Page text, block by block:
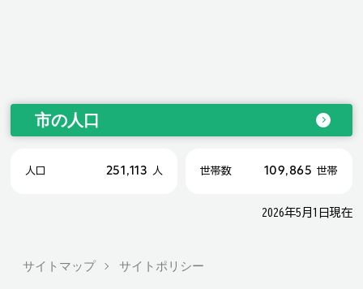
市の人口
人口 251,113 人 世帯数 109,865 世帯
2026年5月1日現在
サイトマップ サイトポリシー